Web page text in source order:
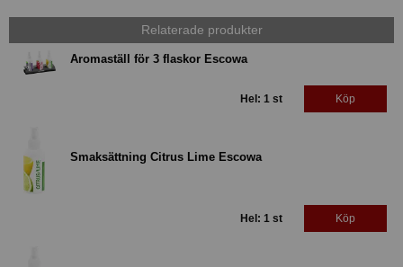
Relaterade produkter
Aromaställ för 3 flaskor Escowa
Hel: 1 st Köp
Smaksättning Citrus Lime Escowa
Hel: 1 st Köp